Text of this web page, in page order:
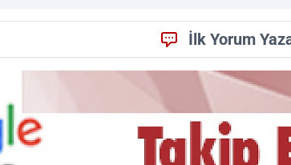
İlk Yorum